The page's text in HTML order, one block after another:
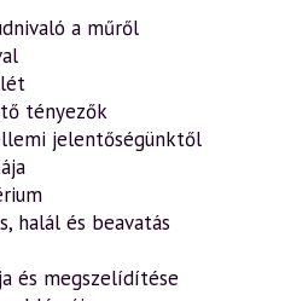
a műről
tényezők
jelentőségünktől
halál és beavatás
és megszelídítése